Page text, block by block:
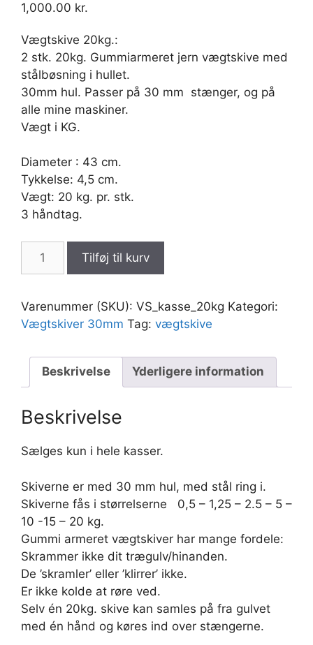
1,000.00 kr.
Vægtskive 20kg.:
2 stk. 20kg. Gummiarmeret jern vægtskive med
stålbøsning i hullet.
30mm hul. Passer på 30 mm stænger, og på
alle mine maskiner.
Vægt i KG.
Diameter : 43 cm.
Tykkelse: 4,5 cm.
Vægt: 20 kg. pr. stk.
3 håndtag.
20kg.
30mm
hul,
med
stk.
Tilføj til kurv
Varenummer (SKU): VS_kasse_20kg Kategori:
Vægtskiver 30mm Tag: vægtskive
Beskrivelse Yderligere information
Beskrivelse
Sælges kun i hele kasser.
Skiverne er med 30 mm hul, med stål ring i.
Skiverne fås i størrelserne 0,5 – 1,25 – 2.5 – 5 –
10 -15 – 20 kg.
Gummi armeret vægtskiver har mange fordele:
Skrammer ikke dit trægulv/hinanden.
De ’skramler’ eller ’klirrer’ ikke.
Er ikke kolde at røre ved.
Selv én 20kg. skive kan samles på fra gulvet
med én hånd og køres ind over stængerne.